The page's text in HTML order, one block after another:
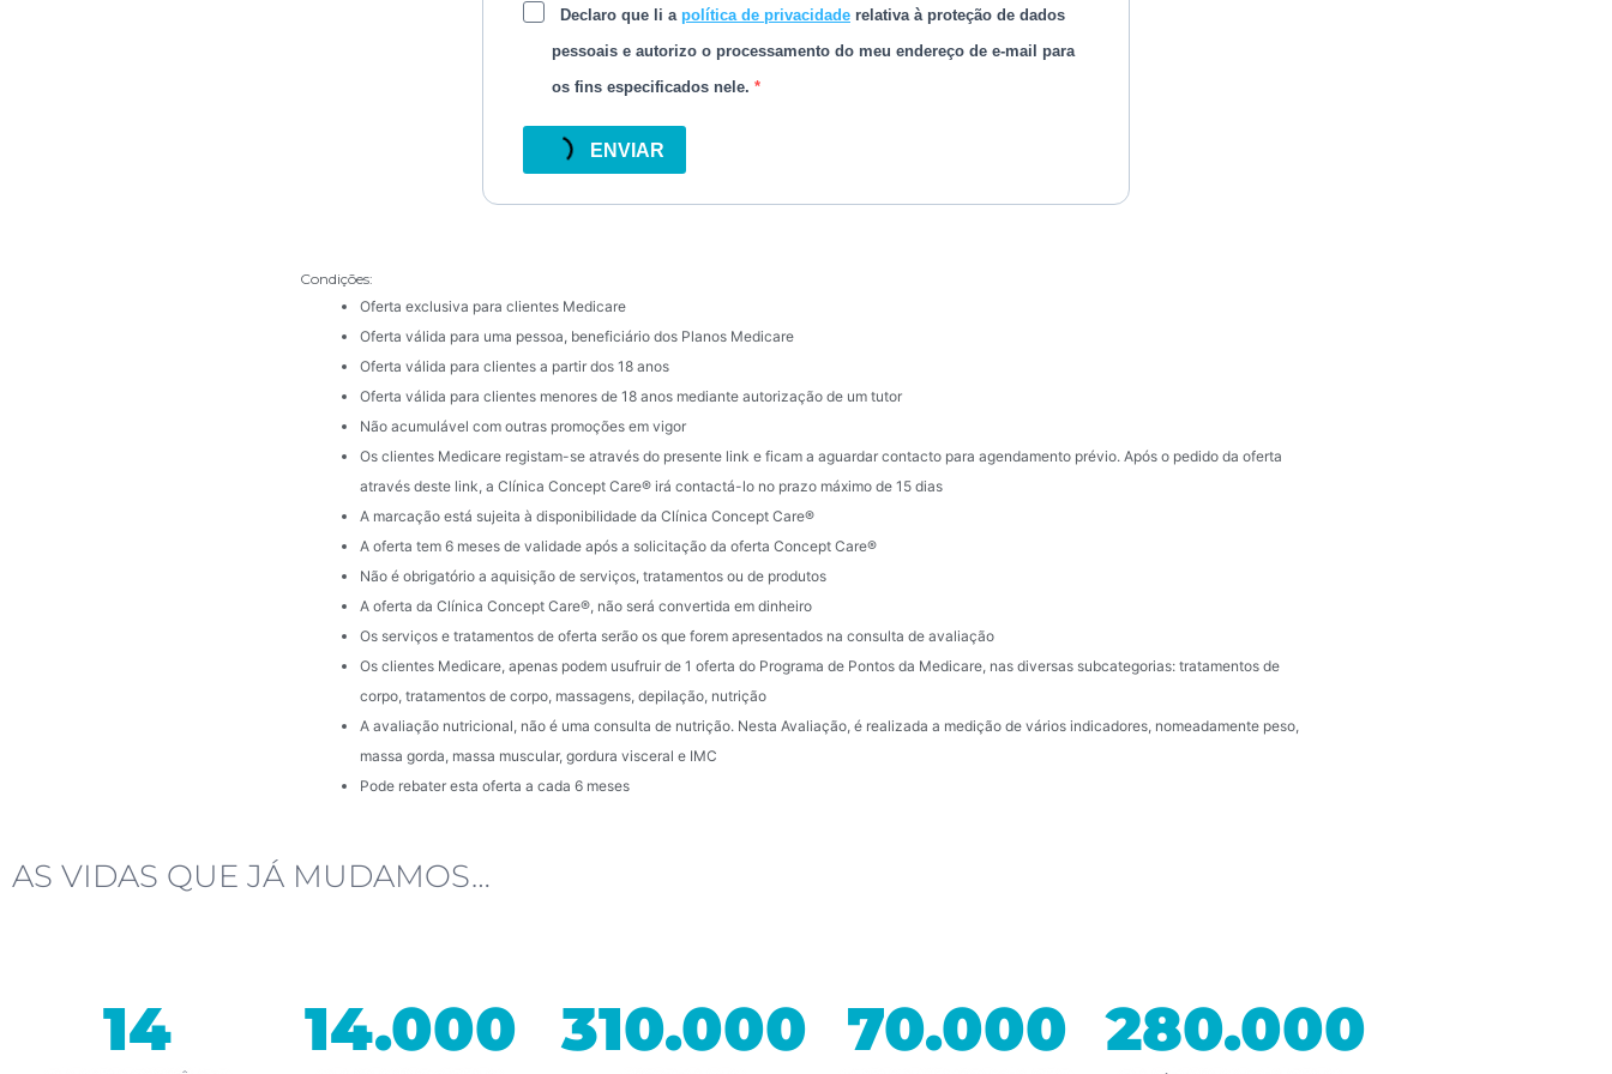
Declaro que li a política de privacidade relativa à proteção de dados
pessoais e autorizo o processamento do meu endereço de e-mail para
os fins especificados nele.
ENVIAR
Condições:
Oferta exclusiva para clientes Medicare
Oferta válida para uma pessoa, beneficiário dos Planos Medicare
Oferta válida para clientes a partir dos 18 anos
Oferta válida para clientes menores de 18 anos mediante autorização de um tutor
Não acumulável com outras promoções em vigor
Os clientes Medicare registam-se através do presente link e ficam a aguardar contacto para agendamento prévio. Após o pedido da oferta
através deste link, a Clínica Concept Care® irá contactá-lo no prazo máximo de 15 dias
A marcação está sujeita à disponibilidade da Clínica Concept Care®
A oferta tem 6 meses de validade após a solicitação da oferta Concept Care®
Não é obrigatório a aquisição de serviços, tratamentos ou de produtos
A oferta da Clínica Concept Care®, não será convertida em dinheiro
Os serviços e tratamentos de oferta serão os que forem apresentados na consulta de avaliação
Os clientes Medicare, apenas podem usufruir de 1 oferta do Programa de Pontos da Medicare, nas diversas subcategorias: tratamentos de
corpo, tratamentos de corpo, massagens, depilação, nutrição
A avaliação nutricional, não é uma consulta de nutrição. Nesta Avaliação, é realizada a medição de vários indicadores, nomeadamente peso,
massa gorda, massa muscular, gordura visceral e IMC
Pode rebater esta oferta a cada 6 meses
AS VIDAS QUE JÁ MUDAMOS…
14 14.000 310.000 70.000 280.000